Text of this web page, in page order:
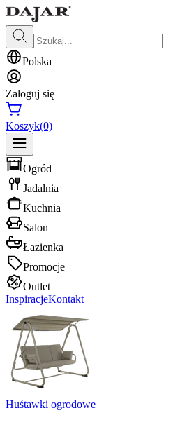
Polska
Zaloguj się
Koszyk(0)
Ogród
Jadalnia
Kuchnia
Salon
Łazienka
Promocje
Outlet
InspiracjeKontakt
Huśtawki ogrodowe